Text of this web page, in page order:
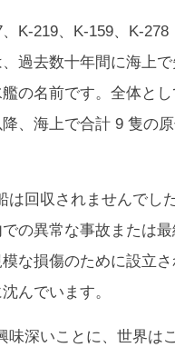
K-219、K-159、K-278
過去数十年間に海上
の名前です。全体と
、海上で合計 9 隻の
は回収されませんでし
の異常な事故または
な損傷のために設立
んでいます。
味深いことに、世界は